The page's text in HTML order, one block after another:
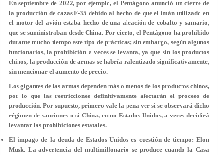
En septiembre de 2022, por ejemplo, el Pentágono anunció un cierre de
la producción de cazas F-35 debido al hecho de que el imán utilizado en
el motor del avión estaba hecho de una aleación de cobalto y samario,
que se suministraban desde China. Por cierto, el Pentágono ha prohibido
durante mucho tiempo este tipo de prácticas; sin embargo, según algunos
funcionarios, la prohibición a veces se levanta, ya que sin los productos
chinos, la producción de armas se habría ralentizado significativamente,
sin mencionar el aumento de precio.
Los gigantes de las armas dependen más o menos de los productos chinos,
por lo que las restricciones definitivamente afectarán el proceso de
producción. Por supuesto, primero vale la pena ver si se observará dicho
régimen de sanciones o si China, como Estados Unidos, a veces decidirá
levantar las prohibiciones estatales.
El impago de la deuda de Estados Unidos es cuestión de tiempo: Elon
Musk. La advertencia del multimillonario se produce cuando la Casa